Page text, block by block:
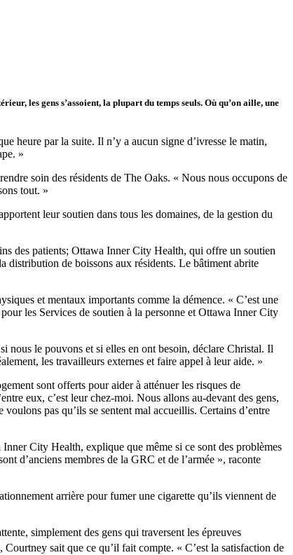
les gens s’assoient, la plupart du temps seuls. Où qu’on aille, une
heure par la suite. Il n’y a aucun signe d’ivresse le matin,
»
soin des résidents de The Oaks. « Nous nous occupons de
tout. »
leur soutien dans tous les domaines, de la gestion du
des patients; Ottawa Inner City Health, qui offre un soutien
distribution de boissons aux résidents. Le bâtiment abrite
et mentaux importants comme la démence. « C’est une
les Services de soutien à la personne et Ottawa Inner City
nous le pouvons et si elles en ont besoin, déclare Christal. Il
les travailleurs externes et faire appel à leur aide. »
sont offerts pour aider à atténuer les risques de
eux, c’est leur chez-moi. Nous allons au-devant des gens,
pas qu’ils se sentent mal accueillis. Certains d’entre
City Health, explique que même si ce sont des problèmes
d’anciens membres de la GRC et de l’armée », raconte
arrière pour fumer une cigarette qu’ils viennent de
simplement des gens qui traversent les épreuves
Courtney sait que ce qu’il fait compte. « C’est la satisfaction de